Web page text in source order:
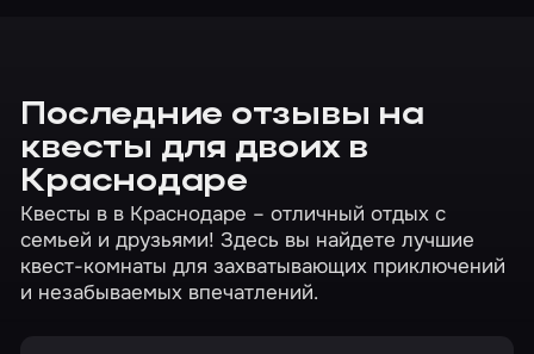
Последние отзывы на
квесты для двоих в
Краснодаре
Квесты в в Краснодаре – отличный отдых с
семьей и друзьями! Здесь вы найдете лучшие
квест-комнаты для захватывающих приключений
и незабываемых впечатлений.